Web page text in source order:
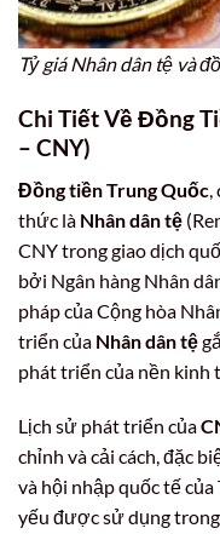
Tỷ giá Nhân dân tệ và
Chi Tiết Về Đồng
– CNY)
Đồng tiền Trung Quốc
thức là Nhân dân tệ
CNY trong giao dịch
bởi Ngân hàng Nhân
pháp của Cộng hòa
triển của Nhân dân tệ
phát triển của nền kinh
Lịch sử phát triển của
chỉnh và cải cách, đặc
và hội nhập quốc tế
yếu được sử dụng